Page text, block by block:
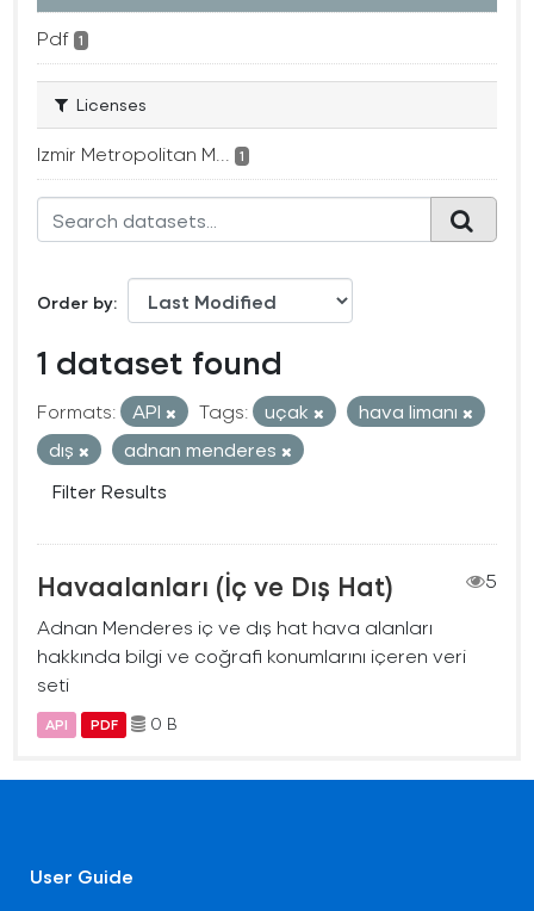
Pdf 1
Licenses
Izmir Metropolitan M... 1
Order by
1 dataset found
Formats: API Tags: uçak
hava limanı
dış
adnan menderes
Filter Results
Havaalanları (İç ve Dış Hat)
5
Adnan Menderes iç ve dış hat hava alanları
hakkında bilgi ve coğrafi konumlarını içeren veri
seti
API PDF 0 B
User Guide